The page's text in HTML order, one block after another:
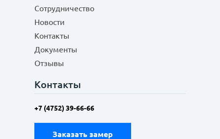
Сотрудничество
Новости
Контакты
Документы
Отзывы
Контакты
+7 (4752) 39-66-66
Заказать замер